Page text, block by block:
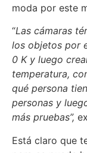
moda por este
“Las cámaras
los objetos por
0 K y luego
temperatura,
qué persona
personas y
más pruebas”,
Está claro que